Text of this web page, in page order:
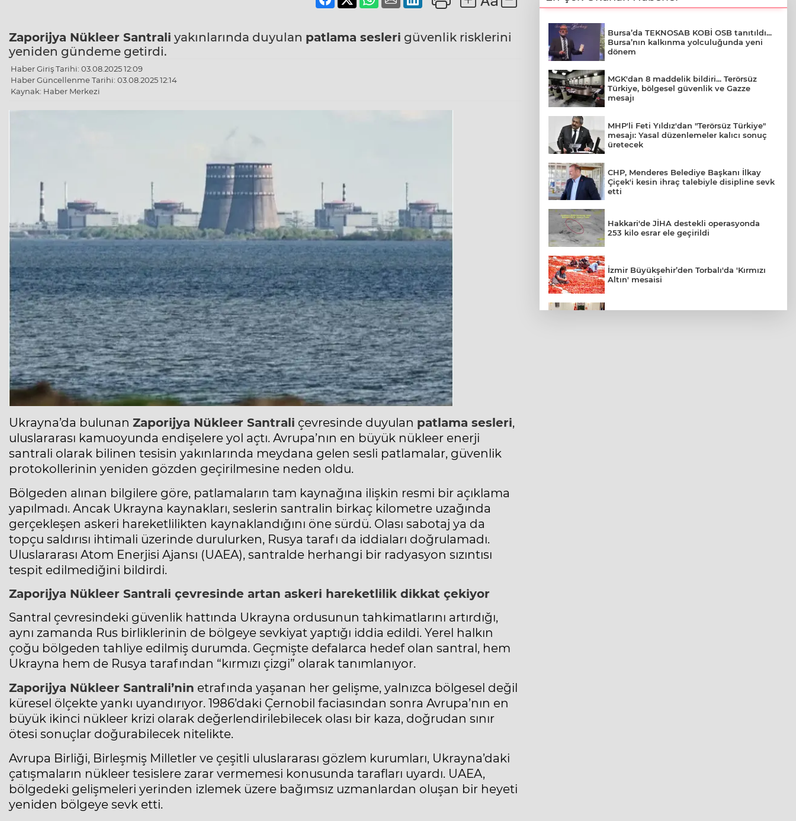
Zaporijya Nükleer Santrali yakınlarında duyulan patlama sesleri güvenlik risklerini
yeniden gündeme getirdi.
Haber Giriş Tarihi: 03.08.2025 12:09
Haber Güncellenme Tarihi: 03.08.2025 12:14
Kaynak: Haber Merkezi
Ukrayna’da bulunan Zaporijya Nükleer Santrali çevresinde duyulan patlama sesleri,
uluslararası kamuoyunda endişelere yol açtı. Avrupa’nın en büyük nükleer enerji
santrali olarak bilinen tesisin yakınlarında meydana gelen sesli patlamalar, güvenlik
protokollerinin yeniden gözden geçirilmesine neden oldu.
Bölgeden alınan bilgilere göre, patlamaların tam kaynağına ilişkin resmi bir açıklama
yapılmadı. Ancak Ukrayna kaynakları, seslerin santralin birkaç kilometre uzağında
gerçekleşen askeri hareketlilikten kaynaklandığını öne sürdü. Olası sabotaj ya da
topçu saldırısı ihtimali üzerinde durulurken, Rusya tarafı da iddiaları doğrulamadı.
Uluslararası Atom Enerjisi Ajansı (UAEA), santralde herhangi bir radyasyon sızıntısı
tespit edilmediğini bildirdi.
Zaporijya Nükleer Santrali çevresinde artan askeri hareketlilik dikkat çekiyor
Santral çevresindeki güvenlik hattında Ukrayna ordusunun tahkimatlarını artırdığı,
aynı zamanda Rus birliklerinin de bölgeye sevkiyat yaptığı iddia edildi. Yerel halkın
çoğu bölgeden tahliye edilmiş durumda. Geçmişte defalarca hedef olan santral, hem
Ukrayna hem de Rusya tarafından “kırmızı çizgi” olarak tanımlanıyor.
Zaporijya Nükleer Santrali’nin etrafında yaşanan her gelişme, yalnızca bölgesel değil
küresel ölçekte yankı uyandırıyor. 1986’daki Çernobil faciasından sonra Avrupa’nın en
büyük ikinci nükleer krizi olarak değerlendirilebilecek olası bir kaza, doğrudan sınır
ötesi sonuçlar doğurabilecek nitelikte.
Avrupa Birliği, Birleşmiş Milletler ve çeşitli uluslararası gözlem kurumları, Ukrayna’daki
çatışmaların nükleer tesislere zarar vermemesi konusunda tarafları uyardı. UAEA,
bölgedeki gelişmeleri yerinden izlemek üzere bağımsız uzmanlardan oluşan bir heyeti
yeniden bölgeye sevk etti.
Bursa’da TEKNOSAB KOBİ OSB tanıtıldı...
Bursa’nın kalkınma yolculuğunda yeni
dönem
MGK'dan 8 maddelik bildiri... Terörsüz
Türkiye, bölgesel güvenlik ve Gazze
mesajı
MHP'li Feti Yıldız'dan "Terörsüz Türkiye"
mesajı: Yasal düzenlemeler kalıcı sonuç
üretecek
CHP, Menderes Belediye Başkanı İlkay
Çiçek'i kesin ihraç talebiyle disipline sevk
etti
Hakkari'de JİHA destekli operasyonda
253 kilo esrar ele geçirildi
İzmir Büyükşehir’den Torbalı'da 'Kırmızı
Altın' mesaisi